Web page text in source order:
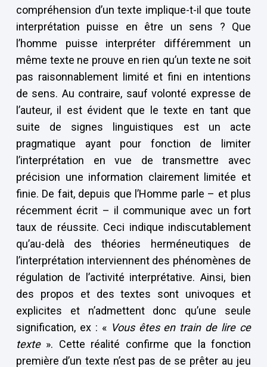
compréhension d’un texte implique-t-il que toute
interprétation puisse en être un sens ? Que
l’homme puisse interpréter différemment un
même texte ne prouve en rien qu’un texte ne soit
pas raisonnablement limité et fini en intentions
de sens. Au contraire, sauf volonté expresse de
l’auteur, il est évident que le texte en tant que
suite de signes linguistiques est un acte
pragmatique ayant pour fonction de limiter
l’interprétation en vue de transmettre avec
précision une information clairement limitée et
finie. De fait, depuis que l’Homme parle – et plus
récemment écrit – il communique avec un fort
taux de réussite. Ceci indique indiscutablement
qu’au-delà des théories herméneutiques de
l’interprétation interviennent des phénomènes de
régulation de l’activité interprétative. Ainsi, bien
des propos et des textes sont univoques et
explicites et n’admettent donc qu’une seule
signification, ex : « Vous êtes en train de lire ce
texte». Cette réalité confirme que la fonction
première d’un texte n’est pas de se prêter au jeu